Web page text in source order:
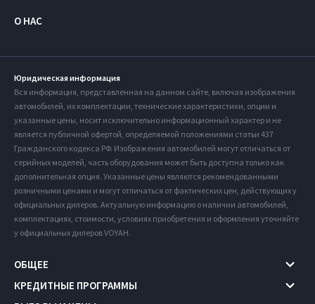
О НАС
Юридическая информация
Вся информация, представленная на данном сайте, включая изображения
автомобилей, их комплектации, технические характеристики, опции и
указанные цены, носит исключительно информационный характер и не
является публичной офертой, определяемой положениями статьи 437
Гражданского кодекса РФ. Изображения автомобилей могут отличаться от
серийных моделей, часть оборудования может быть доступна только как
дополнительная опция. Указанные цены являются рекомендованными
розничными ценами и могут отличаться от фактических цен, действующих у
официальных дилеров. Актуальную информацию о наличии автомобилей,
комплектациях, стоимости, условиях приобретения и оформления уточняйте
у официальных дилеров VOYAH.
ОБЩЕЕ
КРЕДИТНЫЕ ПРОГРАММЫ